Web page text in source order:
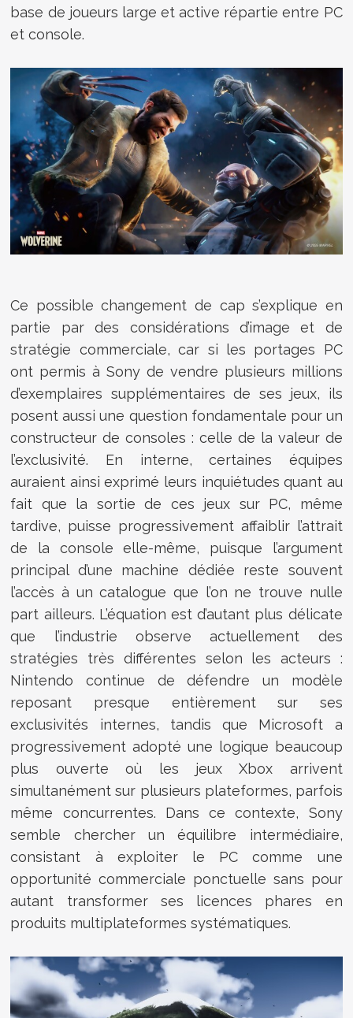
base de joueurs large et active répartie entre PC
et console.
Ce possible changement de cap s’explique en
partie par des considérations d’image et de
stratégie commerciale, car si les portages PC
ont permis à Sony de vendre plusieurs millions
d’exemplaires supplémentaires de ses jeux, ils
posent aussi une question fondamentale pour un
constructeur de consoles : celle de la valeur de
l’exclusivité. En interne, certaines équipes
auraient ainsi exprimé leurs inquiétudes quant au
fait que la sortie de ces jeux sur PC, même
tardive, puisse progressivement affaiblir l’attrait
de la console elle-même, puisque l’argument
principal d’une machine dédiée reste souvent
l’accès à un catalogue que l’on ne trouve nulle
part ailleurs. L’équation est d’autant plus délicate
que l’industrie observe actuellement des
stratégies très différentes selon les acteurs :
Nintendo continue de défendre un modèle
reposant presque entièrement sur ses
exclusivités internes, tandis que Microsoft a
progressivement adopté une logique beaucoup
plus ouverte où les jeux Xbox arrivent
simultanément sur plusieurs plateformes, parfois
même concurrentes. Dans ce contexte, Sony
semble chercher un équilibre intermédiaire,
consistant à exploiter le PC comme une
opportunité commerciale ponctuelle sans pour
autant transformer ses licences phares en
produits multiplateformes systématiques.